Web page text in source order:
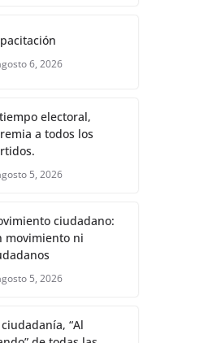
s
A
p
e
n
er
6, 2026
electoral,
a todos los
5, 2026
ciudadano:
movimiento ni
5, 2026
ciudadanía, “Al